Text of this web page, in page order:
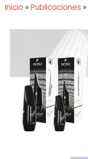
Inicio »Publicaciones »